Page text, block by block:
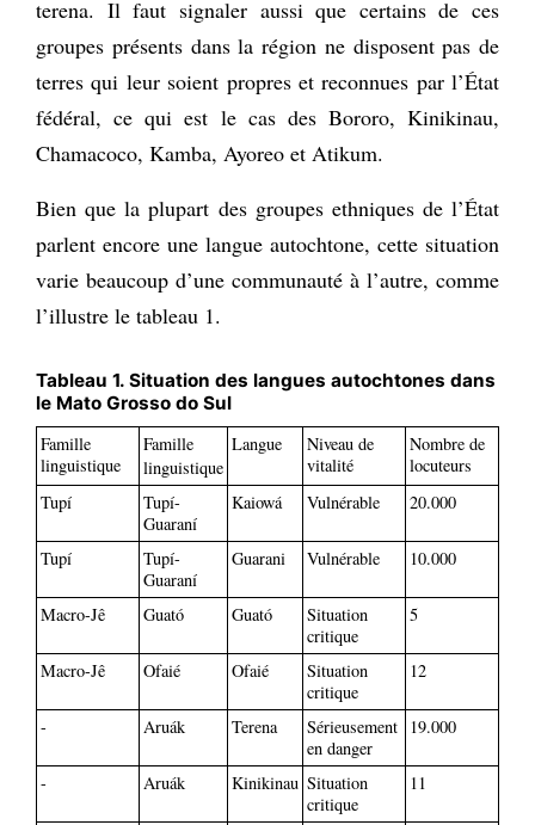
terena. Il faut signaler aussi que certains de ces
groupes présents dans la région ne disposent pas de
terres qui leur soient propres et reconnues par l’État
fédéral, ce qui est le cas des Bororo, Kinikinau,
Chamacoco, Kamba, Ayoreo et Atikum.
Bien que la plupart des groupes ethniques de l’État
parlent encore une langue autochtone, cette situation
varie beaucoup d’une communauté à l’autre, comme
l’illustre le tableau 1.
Tableau 1. Situation des langues autochtones dans
le Mato Grosso do Sul
Famille
linguistique
Famille
linguistique
Langue
Niveau de
vitalité
Nombre de
locuteurs
Tupí
Tupí-
Guaraní
Kaiowá Vulnérable 20.000
Tupí
Tupí-
Guaraní
Guarani Vulnérable 10.000
Macro-Jê Guató Guató
Situation
critique
5
Macro-Jê Ofaié Ofaié
Situation
critique
12
- Aruák Terena
Sérieusement
en danger
19.000
- Aruák Kinikinau Situation
critique
11